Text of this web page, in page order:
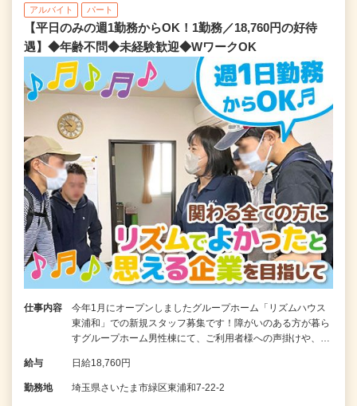
アルバイト パート
【平日のみの週1勤務からOK！1勤務／18,760円の好待
遇】◆年齢不問◆未経験歓迎◆WワークOK
仕事内容
今年1月にオープンしましたグループホーム「リズムハウス
東浦和」での新規スタッフ募集です！障がいのある方が暮ら
すグループホーム男性棟にて、ご利用者様への声掛けや、…
給与 日給18,760円
勤務地 埼玉県さいたま市緑区東浦和7-22-2